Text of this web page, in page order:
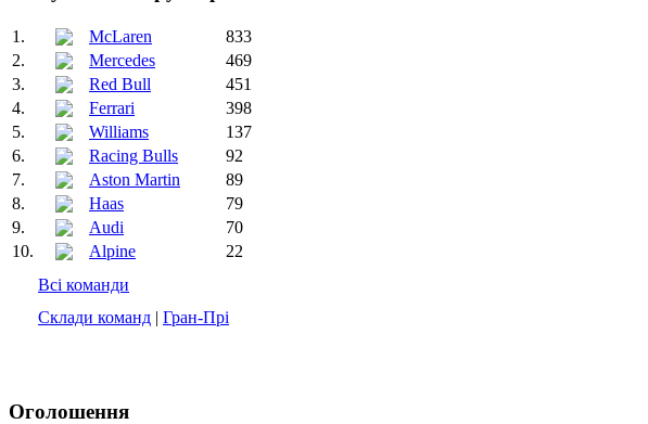
1. McLaren
833
2.
Mercedes
469
3.
Red Bull
451
4.
Ferrari
398
5.
Williams
137
6.
Racing Bulls
92
7.
Aston Martin
89
8.
Haas
79
9.
Audi
70
10.
Alpine
22
Всі команди
Склади команд | Гран-Прі
Оголошення